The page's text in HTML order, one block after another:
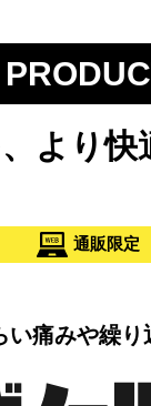
より快
通販限定
い痛みや繰り